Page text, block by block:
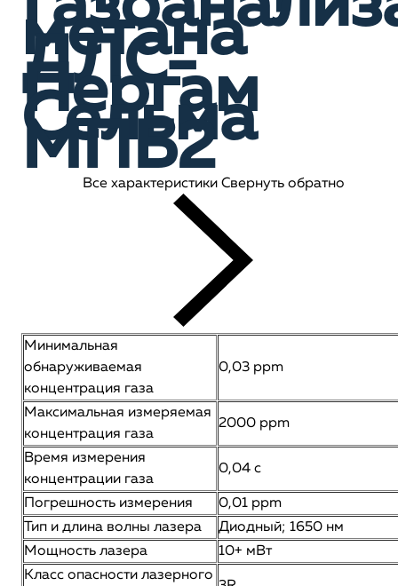
метана
ДЛС-
Пергам
Сельма
МПБ2
Все характеристики Свернуть обратно
Минимальная
обнаруживаемая
концентрация газа
0,03 ppm
Максимальная измеряемая
концентрация газа
2000 ppm
Время измерения
концентрации газа
0,04 с
Погрешность измерения
0,01 ppm
Тип и длина волны лазера
Диодный; 1650 нм
Мощность лазера
10+ мВт
Класс опасности лазерного